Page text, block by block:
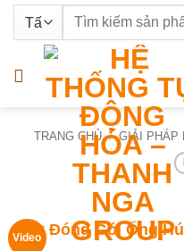
nội
Tìm
TRANG CHỦ / GIẢI PHÁP
Video
Máy Đóng Gói Ống